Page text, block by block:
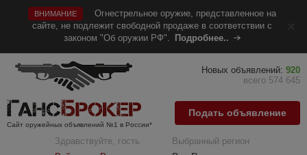
ВНИМАНИЕ
Огнестрельное оружие, представленное на
сайте, не подлежит свободной продаже в соответствии с
законом "Об оружии РФ".
Подробнее..
Сайт оружейных объявлений №1 в России*
Здравствуйте, гость
Выбранный регион
Новых объявлений: 920
всего 574 645
Подать объявление